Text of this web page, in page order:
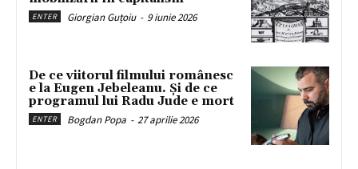
ENTER Giorgian Guțoiu - 9 iunie 2026
De ce viitorul filmului românesc
e la Eugen Jebeleanu. Și de ce
programul lui Radu Jude e mort
ENTER Bogdan Popa - 27 aprilie 2026